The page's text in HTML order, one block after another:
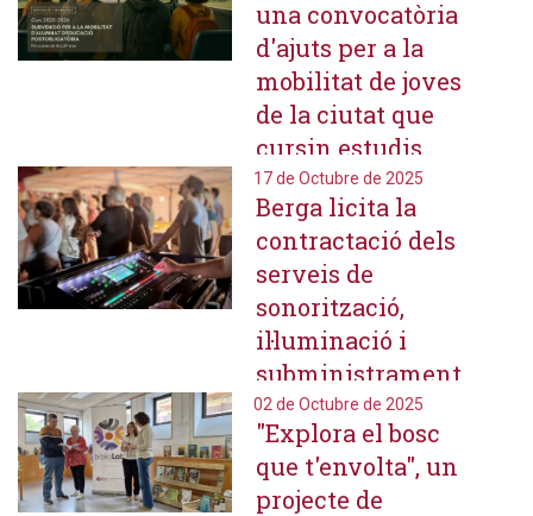
una convocatòria
d'ajuts per a la
mobilitat de joves
de la ciutat que
cursin estudis
postobligatoris
fora del municipi
17 de Octubre de 2025
Berga licita la
contractació dels
serveis de
sonorització,
il·luminació i
subministrament
d'aparells
audiovisuals per
a esdeveniments
02 de Octubre de 2025
"Explora el bosc
que t'envolta", un
projecte de